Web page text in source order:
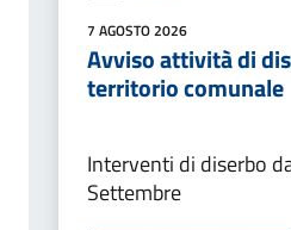
7 AGOSTO 2026
Avviso attività di
territorio comunale
Interventi di diserbo
Settembre